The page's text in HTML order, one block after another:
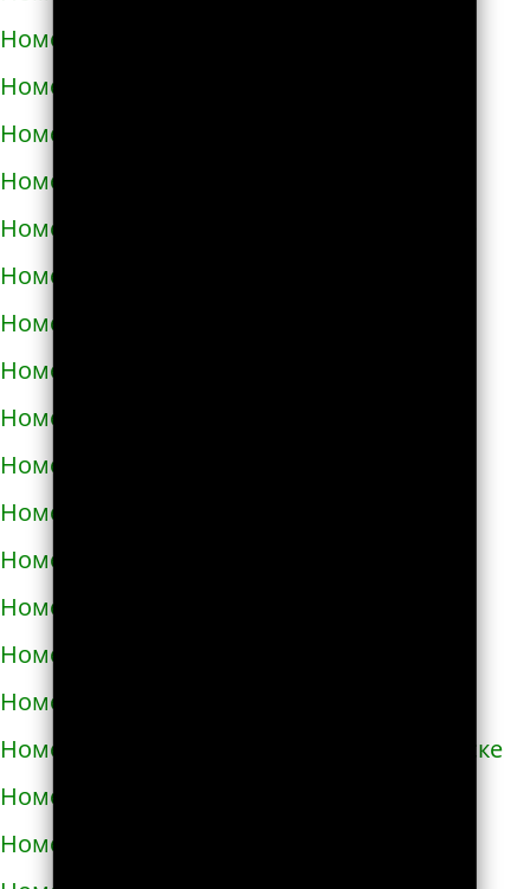
Номера телефонов такси в Хмельницком
Номера телефонов такси в Хороле
Номера телефонов такси в Христиновке
Номера телефонов такси в Хусте
Номера телефонов такси в Червонограде
Номера телефонов такси в Черкассах
Номера телефонов такси в Чернигове
Номера телефонов такси в Черновцах
Номера телефонов такси в Черноморске
Номера телефонов такси в Чорткове
Номера телефонов такси в Чугуеве
Номера телефонов такси в Шепетовке
Номера телефонов такси в Шостке
Номера телефонов такси в Шполе
Номера телефонов такси в Энергодаре
Номера телефонов такси в Южноукраинске
Номера телефонов такси в Яворове
Номера телефонов такси в Яготине